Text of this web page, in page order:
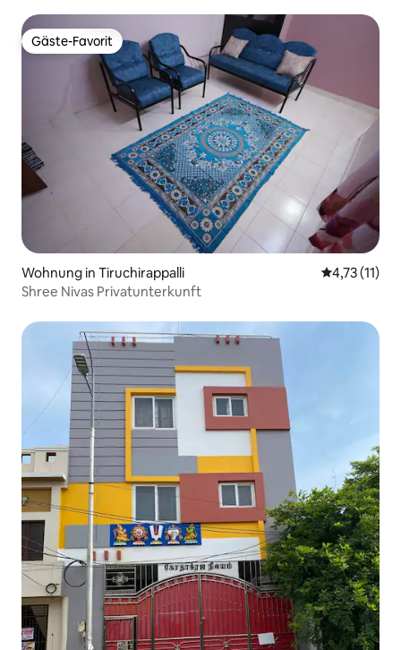
Gäste-Favorit
Gäste-Favorit
Wohnung in Tiruchirappalli
4,73 (11)
Shree Nivas Privatunterkunft